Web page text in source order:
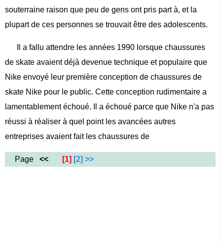
souterraine raison que peu de gens ont pris part à, et la
plupart de ces personnes se trouvait être des adolescents.
Il a fallu attendre les années 1990 lorsque chaussures
de skate avaient déjà devenue technique et populaire que
Nike envoyé leur première conception de chaussures de
skate Nike pour le public. Cette conception rudimentaire a
lamentablement échoué. Il a échoué parce que Nike n'a pas
réussi à réaliser à quel point les avancées autres
entreprises avaient fait les chaussures de
Page << [1] [2] >>